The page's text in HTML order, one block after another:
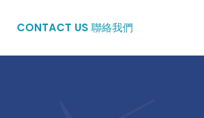
CONTACT US 聯絡我們